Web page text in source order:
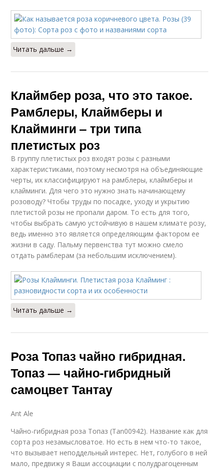
Читать дальше →
Клаймбер роза, что это такое.
Рамблеры, Клаймберы и
Клайминги – три типа
плетистых роз
В группу плетистых роз входят розы с разными
характеристиками, поэтому несмотря на объединяющие
черты, их классифицируют на рамблеры, клаймберы и
клайминги. Для чего это нужно знать начинающему
розоводу? Чтобы труды по посадке, уходу и укрытию
плетистой розы не пропали даром. То есть для того,
чтобы выбрать самую устойчивую в нашем климате розу,
ведь именно это является определяющим фактором ее
жизни в саду. Пальму первенства тут можно смело
отдать рамблерам (за небольшим исключением).
Читать дальше →
Роза Топаз чайно гибридная.
Топаз — чайно-гибридный
самоцвет Тантау
Ant Ale
Чайно-гибридная роза Топаз (Tan00942). Название как для
сорта роз незамысловатое. Но есть в нем что-то такое,
что вызывает неподдельный интерес. Нет, голубого в ней
мало, предвижу я Ваши ассоциации с полудрагоценным